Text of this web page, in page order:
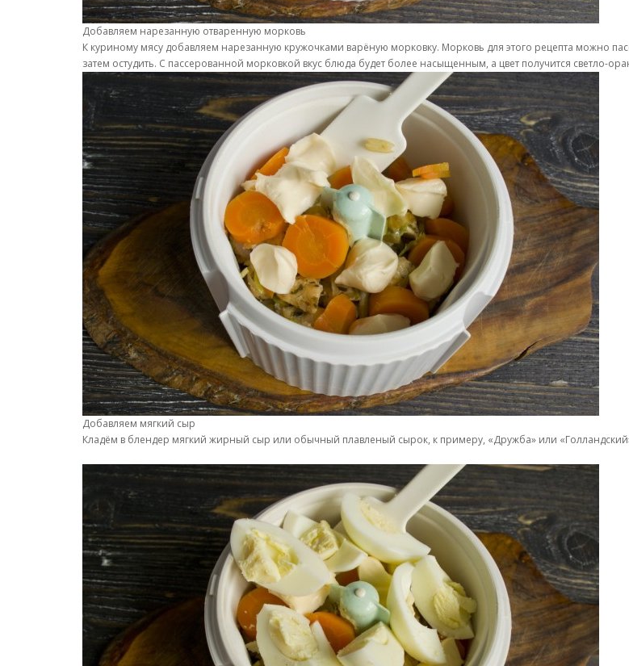
Добавляем нарезанную отваренную морковь
К куриному мясу добавляем нарезанную кружочками варёную морковку. Морковь для этого рецепта можно
затем остудить. С пассерованной морковкой вкус блюда будет более насыщенным, а цвет получится светло-
Добавляем мягкий сыр
Кладём в блендер мягкий жирный сыр или обычный плавленый сырок, к примеру, «Дружба» или